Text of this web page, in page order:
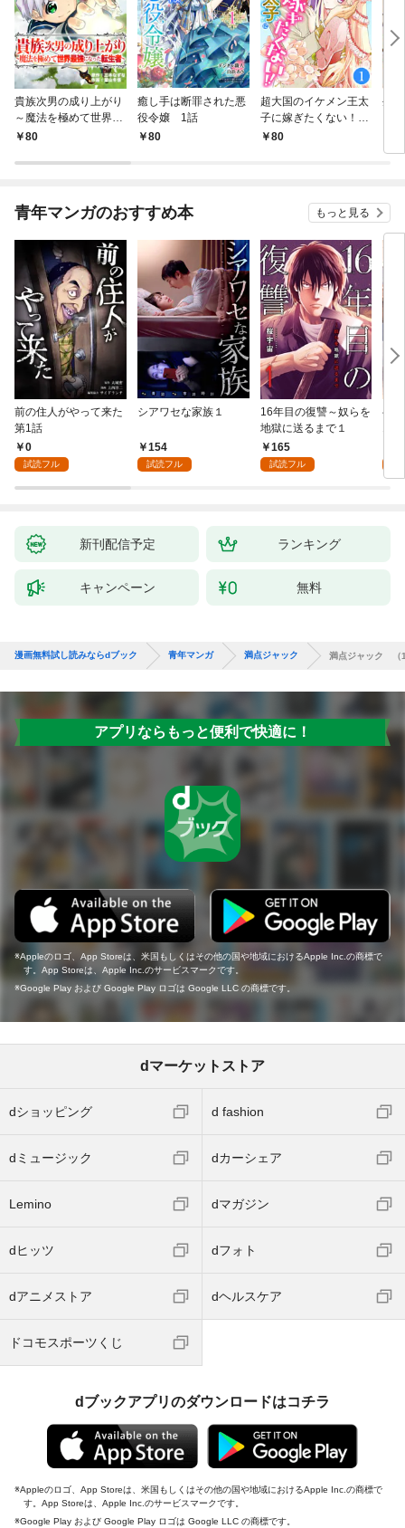
貴族次男の成り上がり
～魔法を極めて世界最
強になった転生者～
80
癒し手は断罪された悪
役令嬢 1話
80
超大国のイケメン王太
子に嫁ぎたくない！！
1話
80
生
パ
青年マンガのおすすめ本 もっと見る
前の住人がやって来た
第1話
0
試読フル
シアワセな家族１
154
試読フル
16年目の復讐～奴らを
地獄に送るまで１
165
試読フル
ベ
新刊配信予定 ランキング
キャンペーン 無料
漫画無料試し読みならdブック 青年マンガ 満点ジャック 満点ジャック （
アプリならもっと便利で快適に！
Appleのロゴ、App Storeは、米国もしくはその他の国や地域におけるApple Inc.の商標で
す。App Storeは、Apple Inc.のサービスマークです。
Google Play および Google Play ロゴは Google LLC の商標です。
dマーケットストア
dショッピング d fashion
dミュージック dカーシェア
Lemino dマガジン
dヒッツ dフォト
dアニメストア dヘルスケア
ドコモスポーツくじ
dブックアプリのダウンロードはコチラ
Appleのロゴ、App Storeは、米国もしくはその他の国や地域におけるApple Inc.の商標で
す。App Storeは、Apple Inc.のサービスマークです。
Google Play および Google Play ロゴは Google LLC の商標です。